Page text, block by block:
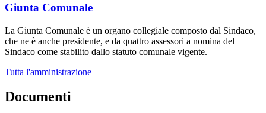
Giunta Comunale
La Giunta Comunale è un organo collegiale composto dal Sindaco,
che ne è anche presidente, e da quattro assessori a nomina del
Sindaco come stabilito dallo statuto comunale vigente.
Tutta l'amministrazione
Documenti